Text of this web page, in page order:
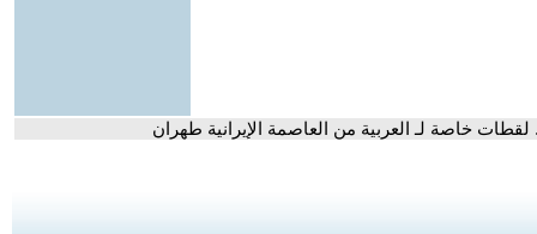
خاصة لـ العربية من العاصمة الإيرانية طهران